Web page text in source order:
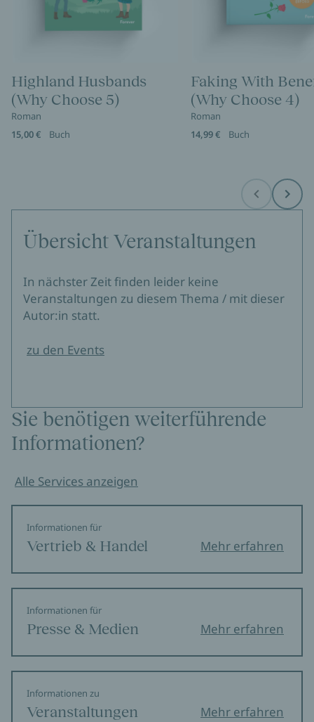
Highland Husbands
(Why Choose 5)
Roman
15,00 €
Buch
Faking With
(Why Choose 4)
Roman
14,99 €
Buch
Before Next
Übersicht Veranstaltungen
In nächster Zeit finden leider keine
Veranstaltungen zu diesem Thema / mit dieser
Autor:in statt.
zu den Events
Sie benötigen weiterführende
Informationen?
Alle Services anzeigen
Informationen für
Vertrieb & Handel Mehr erfahren
Informationen für
Presse & Medien Mehr erfahren
Informationen zu
Veranstaltungen Mehr erfahren